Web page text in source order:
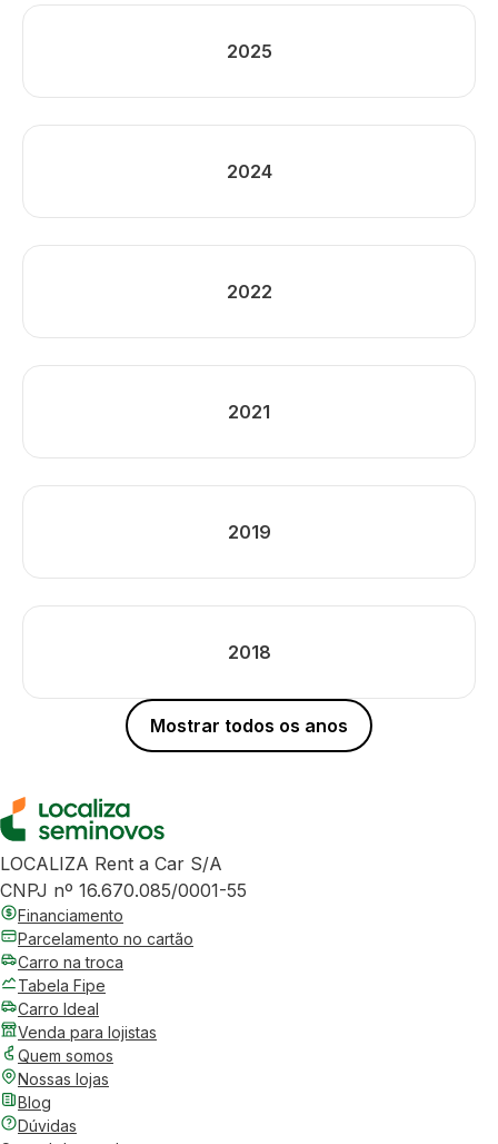
2025
2024
2022
2021
2019
2018
Mostrar todos os anos
LOCALIZA Rent a Car S/A
CNPJ nº 16.670.085/0001-55
Financiamento
Parcelamento no cartão
Carro na troca
Tabela Fipe
Carro Ideal
Venda para lojistas
Quem somos
Nossas lojas
Blog
Dúvidas